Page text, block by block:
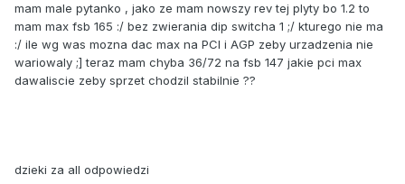
mam male pytanko , jako ze mam nowszy rev tej plyty bo 1.2 to
mam max fsb 165 :/ bez zwierania dip switcha 1 ;/ kturego nie ma
:/ ile wg was mozna dac max na PCI i AGP zeby urzadzenia nie
wariowaly ;] teraz mam chyba 36/72 na fsb 147 jakie pci max
dawaliscie zeby sprzet chodzil stabilnie ??
dzieki za all odpowiedzi